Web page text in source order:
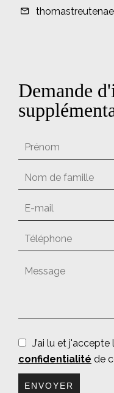
Demande
J’ai lu et j'accepte
confidentialité de
ENVOYER